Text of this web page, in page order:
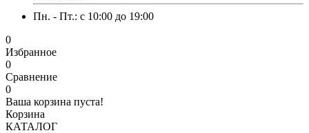
Пн. - Пт.: c 10:00 до 19:00
0
Избранное
0
Сравнение
0
Ваша корзина пуста!
Корзина
КАТАЛОГ